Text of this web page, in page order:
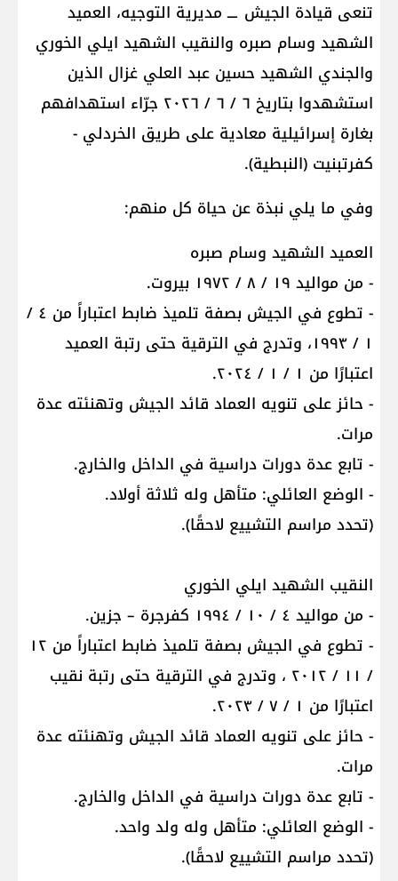
تنعى قيادة الجيش ـــ مديرية التوجيه، العميد
الشهيد وسام صبره والنقيب الشهيد ايلي الخوري
والجندي الشهيد حسين عبد العلي غزال الذين
استشهدوا بتاریخ ٦ / ٦ / ٢٠٢٦ جرّاء استهدافهم
بغارة إسرائيلية معادية على طريق الخردلي -
كفرتبنيت (النبطية).
وفي ما يلي نبذة عن حياة كل منهم:
العميد الشهيد وسام صبره
- من مواليد ١٩ / ٨ / ١٩٧٢ بيروت.
- تطوع في الجيش بصفة تلميذ ضابط اعتباراً من ٤ /
١ / ١٩٩٣، وتدرج في الترقية حتى رتبة العميد
اعتبارًا من ١ / ١ / ٢٠٢٤.
- حائز على تنويه العماد قائد الجيش وتهنئته عدة
مرات.
- تابع عدة دورات دراسية في الداخل والخارج.
- الوضع العائلي: متأهل وله ثلاثة أولاد.
(تحدد مراسم التشييع لاحقًا).
النقيب الشهيد ايلي الخوري
- من مواليد ٤ / ١٠ / ١٩٩٤ كفرجرة – جزين.
- تطوع في الجيش بصفة تلميذ ضابط اعتباراً من ١٢
/ ١١ / ٢٠١٢ ، وتدرج في الترقية حتى رتبة نقيب
اعتبارًا من ١ / ٧ / ٢٠٢٣.
- حائز على تنويه العماد قائد الجيش وتهنئته عدة
مرات.
- تابع عدة دورات دراسية في الداخل والخارج.
- الوضع العائلي: متأهل وله ولد واحد.
(تحدد مراسم التشييع لاحقًا).